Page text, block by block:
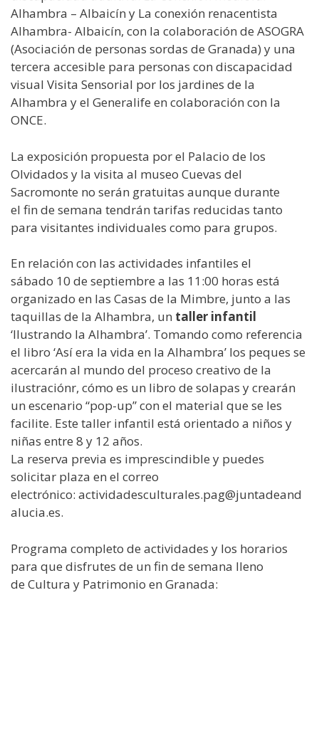
Alhambra – Albaicín y La conexión renacentista
Alhambra- Albaicín, con la colaboración de ASOGRA
(Asociación de personas sordas de Granada) y una
tercera accesible para personas con discapacidad
visual Visita Sensorial por los jardines de la
Alhambra y el Generalife en colaboración con la
ONCE.
La exposición propuesta por el Palacio de los
Olvidados y la visita al museo Cuevas del
Sacromonte no serán gratuitas aunque durante
el fin de semana tendrán tarifas reducidas tanto
para visitantes individuales como para grupos.
En relación con las actividades infantiles el
sábado 10 de septiembre a las 11:00 horas está
organizado en las Casas de la Mimbre, junto a las
taquillas de la Alhambra, un taller infantil
‘Ilustrando la Alhambra’. Tomando como referencia
el libro ‘Así era la vida en la Alhambra’ los peques se
acercarán al mundo del proceso creativo de la
ilustraciónr, cómo es un libro de solapas y crearán
un escenario “pop-up” con el material que se les
facilite. Este taller infantil está orientado a niños y
niñas entre 8 y 12 años.
La reserva previa es imprescindible y puedes
solicitar plaza en el correo
electrónico: actividadesculturales.pag@juntadeand
alucia.es.
Programa completo de actividades y los horarios
para que disfrutes de un fin de semana lleno
de Cultura y Patrimonio en Granada: